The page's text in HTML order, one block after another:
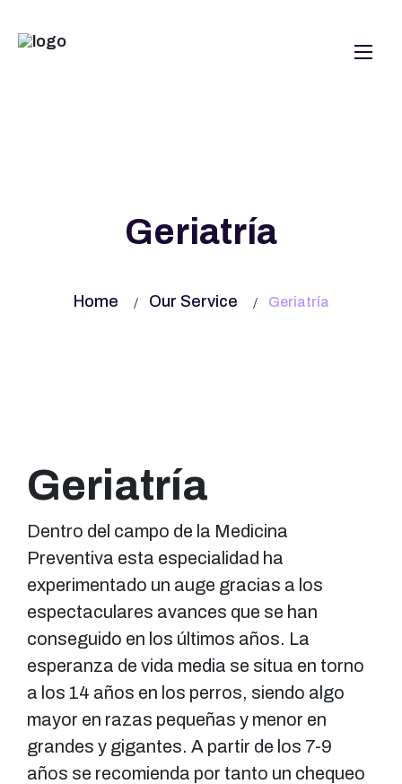
Geriatría
Home Our Service Geriatría
Geriatría
Dentro del campo de la Medicina
Preventiva esta especialidad ha
experimentado un auge gracias a los
espectaculares avances que se han
conseguido en los últimos años. La
esperanza de vida media se situa en torno
a los 14 años en los perros, siendo algo
mayor en razas pequeñas y menor en
grandes y gigantes. A partir de los 7-9
años se recomienda por tanto un chequeo